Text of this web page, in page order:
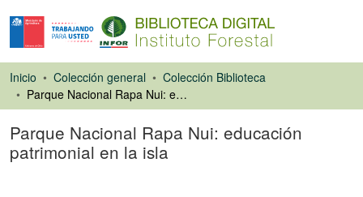
Inicio Colección general
Colección Biblioteca
Parque Nacional Rapa Nui: educación patrimonial en la isla
Parque Nacional Rapa Nui: educación
patrimonial en la isla